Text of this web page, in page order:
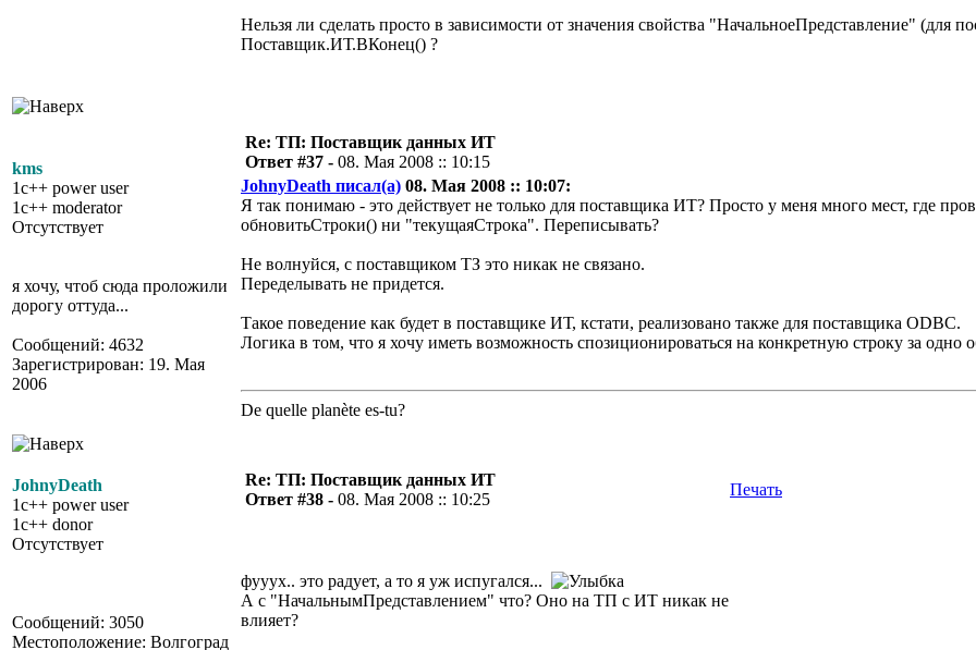
Нельзя ли сделать просто в зависимости от значения свойства "НачальноеПредставление"
Поставщик.ИТ.ВКонец() ?
kms
1c++ power user
1c++ moderator
Отсутствует
я хочу, чтоб сюда проложили
дорогу оттуда...
Сообщений: 4632
Зарегистрирован: 19. Мая
2006
Re: ТП: Поставщик данных ИТ
Ответ #37 - 08. Мая 2008 :: 10:15
JohnyDeath писал(а) 08. Мая 2008 :: 10:07:
Я так понимаю - это действует не только для поставщика ИТ? Просто у меня много мест, где
обновитьСтроки() ни "текущаяСтрока". Переписывать?
Не волнуйся, с поставщиком ТЗ это никак не связано.
Переделывать не придется.
Такое поведение как будет в поставщике ИТ, кстати, реализовано также для поставщика ODBC.
Логика в том, что я хочу иметь возможность спозиционироваться на конкретную строку за одно
De quelle planète es-tu?
JohnyDeath
1c++ power user
1c++ donor
Отсутствует
Сообщений: 3050
Местоположение: Волгоград
Re: ТП: Поставщик данных ИТ
Ответ #38 - 08. Мая 2008 :: 10:25
Печать
фууух.. это радует, а то я уж испугался...
А с "НачальнымПредставлением" что? Оно на ТП с ИТ никак не
влияет?